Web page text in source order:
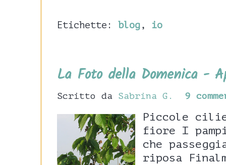
Etichette: blog , io
La Foto della Domenica -
Scritto da Sabrina G. 9
Piccole
fiore I
che
riposa